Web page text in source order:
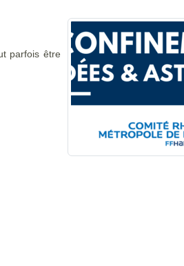
parfois être